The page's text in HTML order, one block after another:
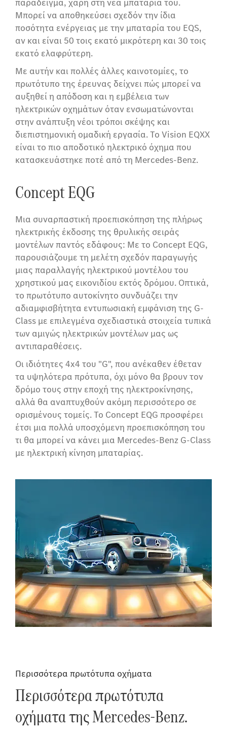
Μπορεί να αποθηκεύσει σχεδόν την ίδια
ποσότητα ενέργειας με την μπαταρία του EQS,
αν και είναι 50 τοις εκατό μικρότερη και 30 τοις
εκατό ελαφρύτερη.
Με αυτήν και πολλές άλλες καινοτομίες, το
πρωτότυπο της έρευνας δείχνει πώς μπορεί να
αυξηθεί η απόδοση και η εμβέλεια των
ηλεκτρικών οχημάτων όταν ενσωματώνονται
στην ανάπτυξη νέοι τρόποι σκέψης και
διεπιστημονική ομαδική εργασία. Το Vision EQXX
είναι το πιο αποδοτικό ηλεκτρικό όχημα που
κατασκευάστηκε ποτέ από τη Mercedes-Benz.
Concept EQG
​Μια συναρπαστική προεπισκόπηση της πλήρως
ηλεκτρικής έκδοσης της θρυλικής σειράς
μοντέλων παντός εδάφους: Με το Concept EQG,
παρουσιάζουμε τη μελέτη σχεδόν παραγωγής
μιας παραλλαγής ηλεκτρικού μοντέλου του
χρηστικού μας εικονιδίου εκτός δρόμου. Οπτικά,
το πρωτότυπο αυτοκίνητο συνδυάζει την
αδιαμφισβήτητα εντυπωσιακή εμφάνιση της G-
Class με επιλεγμένα σχεδιαστικά στοιχεία τυπικά
των αμιγώς ηλεκτρικών μοντέλων μας ως
αντιπαραθέσεις.
Οι ιδιότητες 4x4 του "G", που ανέκαθεν έθεταν
τα υψηλότερα πρότυπα, όχι μόνο θα βρουν τον
δρόμο τους στην εποχή της ηλεκτροκίνησης,
αλλά θα αναπτυχθούν ακόμη περισσότερο σε
ορισμένους τομείς. Το Concept EQG προσφέρει
έτσι μια πολλά υποσχόμενη προεπισκόπηση του
τι θα μπορεί να κάνει μια Mercedes-Benz G-Class
με ηλεκτρική κίνηση μπαταρίας.
Περισσότερα πρωτότυπα οχήματα
Περισσότερα πρωτότυπα
οχήματα της Mercedes-Benz.